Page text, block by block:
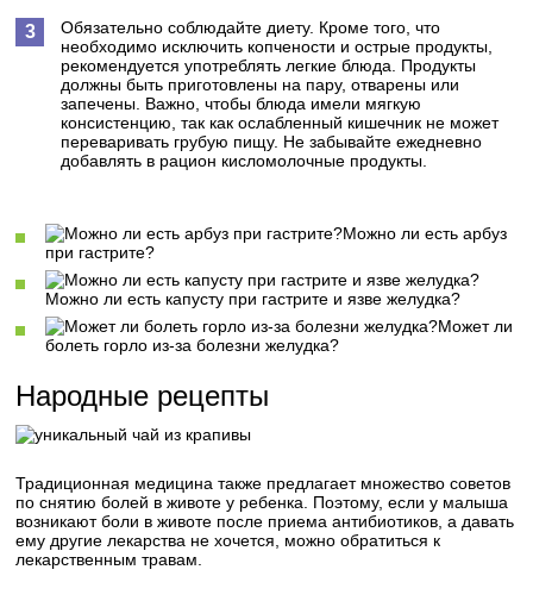
Обязательно соблюдайте диету. Кроме того, что
необходимо исключить копчености и острые продукты,
рекомендуется употреблять легкие блюда. Продукты
должны быть приготовлены на пару, отварены или
запечены. Важно, чтобы блюда имели мягкую
консистенцию, так как ослабленный кишечник не может
переваривать грубую пищу. Не забывайте ежедневно
добавлять в рацион кисломолочные продукты.
Можно ли есть арбуз
при гастрите?
Можно ли есть капусту при гастрите и язве желудка?
Может ли
болеть горло из-за болезни желудка?
Народные рецепты
Традиционная медицина также предлагает множество советов
по снятию болей в животе у ребенка. Поэтому, если у малыша
возникают боли в животе после приема антибиотиков, а давать
ему другие лекарства не хочется, можно обратиться к
лекарственным травам.